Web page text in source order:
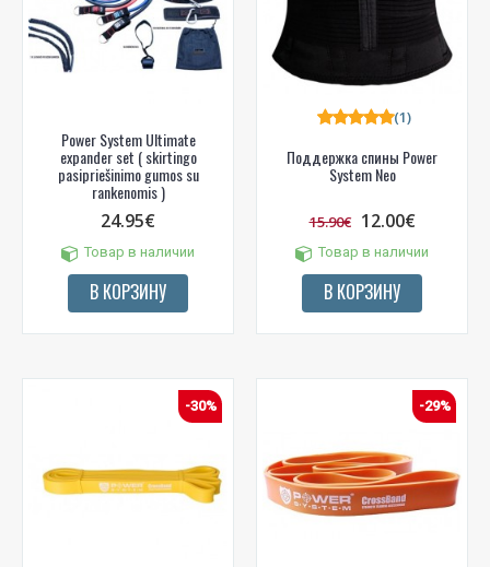
Power System Ultimate
expander set ( skirtingo
pasipriešinimo gumos su
rankenomis )
24.95€
Товар в наличии
В КОРЗИНУ
Поддержка спины Power
System Neo
(1)
15.90€ 12.00€
Товар в наличии
В КОРЗИНУ
-30% -29%